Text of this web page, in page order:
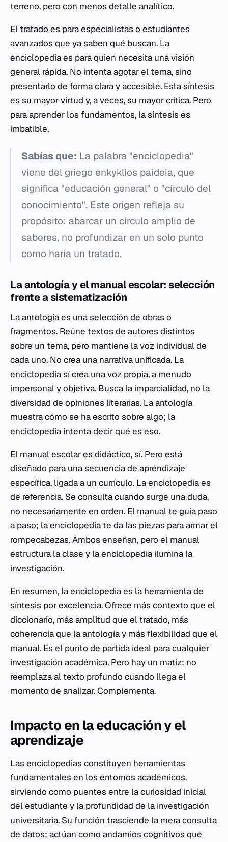
terreno, pero con menos detalle analítico.
El tratado es para especialistas o estudiantes
avanzados que ya saben qué buscan. La
enciclopedia es para quien necesita una visión
general rápida. No intenta agotar el tema, sino
presentarlo de forma clara y accesible. Esta síntesis
es su mayor virtud y, a veces, su mayor crítica. Pero
para aprender los fundamentos, la síntesis es
imbatible.
Sabías que: La palabra "enciclopedia"
viene del griego enkyklios paideia, que
significa "educación general" o "círculo del
conocimiento". Este origen refleja su
propósito: abarcar un círculo amplio de
saberes, no profundizar en un solo punto
como haría un tratado.
La antología y el manual escolar: selección
frente a sistematización
La antología es una selección de obras o
fragmentos. Reúne textos de autores distintos
sobre un tema, pero mantiene la voz individual de
cada uno. No crea una narrativa unificada. La
enciclopedia sí crea una voz propia, a menudo
impersonal y objetiva. Busca la imparcialidad, no la
diversidad de opiniones literarias. La antología
muestra cómo se ha escrito sobre algo; la
enciclopedia intenta decir qué es eso.
El manual escolar es didáctico, sí. Pero está
diseñado para una secuencia de aprendizaje
específica, ligada a un currículo. La enciclopedia es
de referencia. Se consulta cuando surge una duda,
no necesariamente en orden. El manual te guía paso
a paso; la enciclopedia te da las piezas para armar el
rompecabezas. Ambos enseñan, pero el manual
estructura la clase y la enciclopedia ilumina la
investigación.
En resumen, la enciclopedia es la herramienta de
síntesis por excelencia. Ofrece más contexto que el
diccionario, más amplitud que el tratado, más
coherencia que la antología y más flexibilidad que el
manual. Es el punto de partida ideal para cualquier
investigación académica. Pero hay un matiz: no
reemplaza al texto profundo cuando llega el
momento de analizar. Complementa.
Impacto en la educación y el
aprendizaje
Las enciclopedias constituyen herramientas
fundamentales en los entornos académicos,
sirviendo como puentes entre la curiosidad inicial
del estudiante y la profundidad de la investigación
universitaria. Su función trasciende la mera consulta
de datos; actúan como andamios cognitivos que